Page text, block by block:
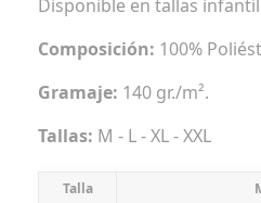
Disponible en tallas
Composición: 100%
Gramaje: 140 gr./m².
Tallas: M - L - XL - XXL
Talla